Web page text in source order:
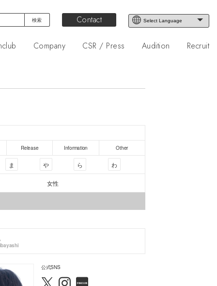
Contact
Company CSR / Press Audition Recruit
Release Information Other
ま や ら わ
女性
公式SNS